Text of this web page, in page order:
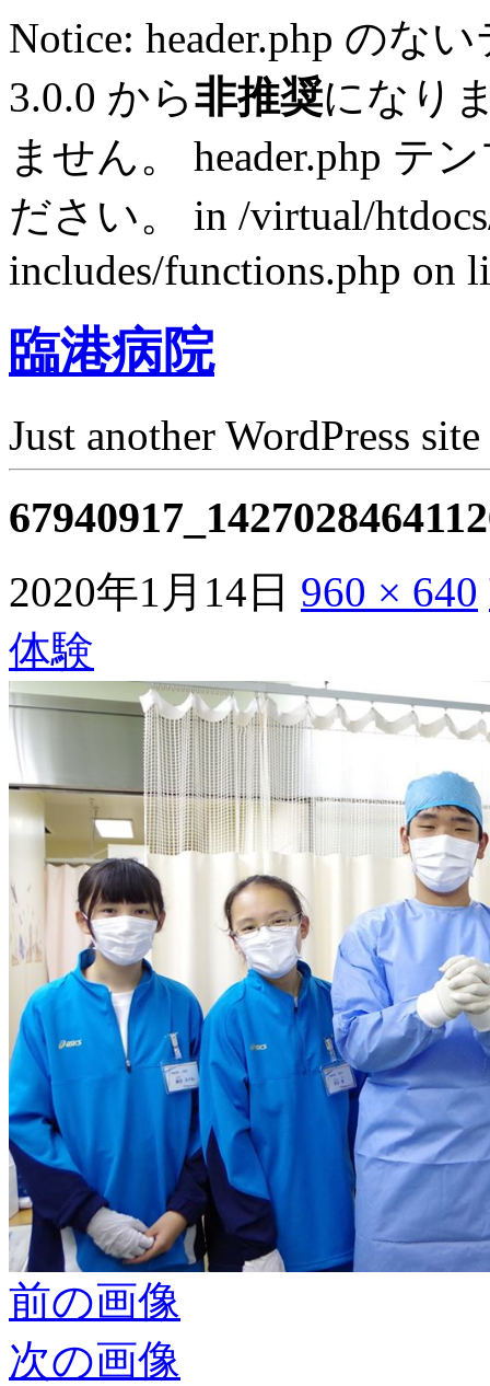
Notice: header.php のな
3.0.0 から非推奨になり
ません。 header.php テ
ださい。 in /virtual/
includes/functions.php on
臨港病院
Just another WordPress site
2020年1月14日 960 × 640
体験
前の画像
次の画像